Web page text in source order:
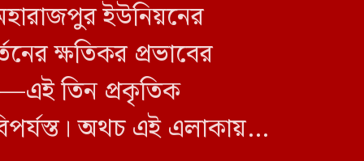
ইউনিয়নের
ক্ষতিকর প্রভাবের
তিন প্রকৃতিক
অথচ এই এলাকায়